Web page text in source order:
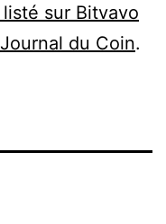
sur Bitvavo
Journal du Coin.